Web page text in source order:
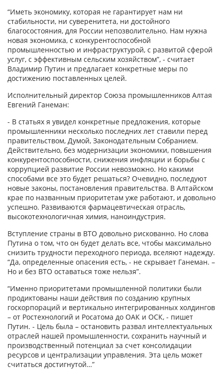
“Иметь экономику, которая не гарантирует нам ни
стабильности, ни суверенитета, ни достойного
благосостояния, для России непозволительно. Нам нужна
новая экономика, с конкурентоспособной
промышленностью и инфраструктурой, с развитой сферой
услуг, с эффективным сельским хозяйством”, - считает
Владимир Путин и предлагает конкретные меры по
достижению поставленных целей.
Исполнительный директор Союза промышленников Алтая
Евгений Ганеман:
- В статьях я увидел конкретные предложения, которые
промышленники несколько последних лет ставили перед
правительством, Думой, Законодательным Собранием.
Действительно, без модернизации экономики, повышения
конкурентоспособности, снижения инфляции и борьбы с
коррупцией развитие России невозможно. Но какими
способами все это будет решаться? Очевидно, последуют
новые законы, постановления правительства. В Алтайском
крае по названным приоритетам уже работают, и довольно
успешно. Развиваются фармацевтическая отрасль,
высокотехнологичная химия, наноиндустрия.
Вступление страны в ВТО довольно рискованно. Но слова
Путина о том, что он будет делать все, чтобы максимально
снизить трудности переходного периода, вселяют надежду.
“Да, определенные опасения есть, - не скрывает Ганеман. –
Но и без ВТО оставаться тоже нельзя”.
“Именно приоритетами промышленной политики были
продиктованы наши действия по созданию крупных
госкорпораций и вертикально интегрированных холдингов
– от Ростехнологий и Росатома до ОАК и ОСК, - пишет
Путин. - Цель была – остановить развал интеллектуальных
отраслей нашей промышленности, сохранить научный и
производственный потенциал за счет консолидации
ресурсов и централизации управления. Эта цель может
считаться достигнутой…”